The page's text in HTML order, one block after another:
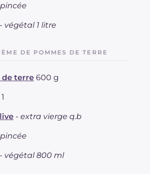
- végétal 1 litre
DE POMMES DE TERRE
de terre 600 g
1
- extra vierge q.b
- végétal 800 ml